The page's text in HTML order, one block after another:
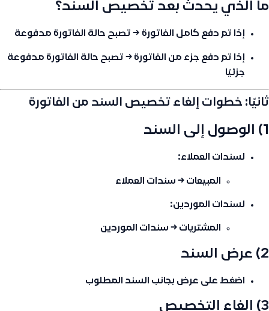
ما الذي يحدث بعد تخصيص السند؟
إذا تم دفع كامل الفاتورة → تصبح حالة الفاتورة مدفوعة
إذا تم دفع جزء من الفاتورة → تصبح حالة الفاتورة مدفوعة
جزئيًا
ثانيًا: خطوات إلغاء تخصيص السند من الفاتورة
1) الوصول إلى السند
لسندات العملاء:
المبيعات → سندات العملاء
لسندات الموردين:
المشتريات → سندات الموردين
2) عرض السند
اضغط على عرض بجانب السند المطلوب
3) إلغاء التخصيص